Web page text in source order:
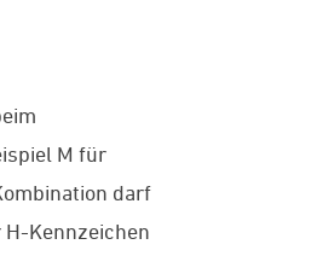
M für
darf
Kennzeichen